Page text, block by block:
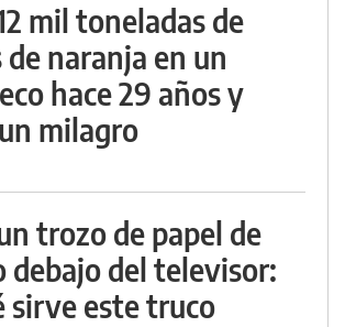
mil toneladas de
de naranja en un
hace 29 años y
milagro
trozo de papel de
debajo del televisor:
sirve este truco